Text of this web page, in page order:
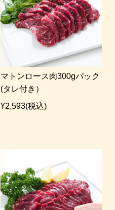
マトンロース肉300gパック
(タレ付き）
¥2,593(税込)